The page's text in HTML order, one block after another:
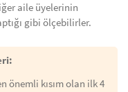
aile üyelerinin
gibi ölçebilirler.
önemli kısım olan ilk 4